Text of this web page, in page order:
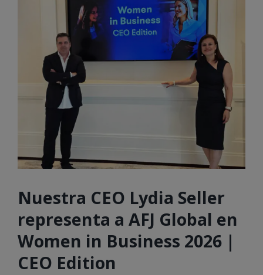
Nuestra CEO Lydia Seller
representa a AFJ Global en
Women in Business 2026 |
CEO Edition